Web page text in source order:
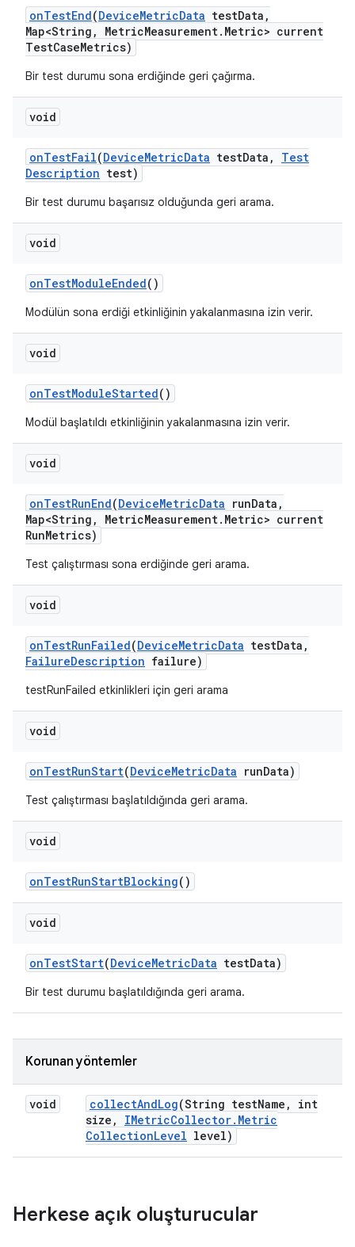
onTestEnd(DeviceMetricData testData ,
Map<String , MetricMeasurement. Metric> current
TestCaseMetrics)
Bir test durumu sona erdiğinde geri çağırma.
void
onTestFail(DeviceMetricData testData ,
Test
Description test)
Bir test durumu başarısız olduğunda geri arama.
void
onTestModuleEnded()
Modülün sona erdiği etkinliğinin yakalanmasına izin verir.
void
onTestModuleStarted()
Modül başlatıldı etkinliğinin yakalanmasına izin verir.
void
onTestRunEnd(DeviceMetricData runData ,
Map<String , MetricMeasurement. Metric> current
RunMetrics)
Test çalıştırması sona erdiğinde geri arama.
void
onTestRunFailed(DeviceMetricData testData ,
FailureDescription failure)
testRunFailed etkinlikleri için geri arama
void
onTestRunStart(DeviceMetricData runData)
Test çalıştırması başlatıldığında geri arama.
void
onTestRunStartBlocking()
void
onTestStart(DeviceMetricData testData)
Bir test durumu başlatıldığında geri arama.
Korunan yöntemler
void collectAndLog(String testName ,
int
size , IMetricCollector. Metric
CollectionLevel level)
Herkese açık oluşturucular